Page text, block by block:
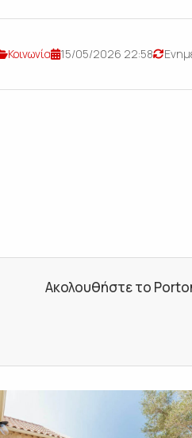
Κοινωνία 15/05/2026 22:58
Ακολουθήστε το